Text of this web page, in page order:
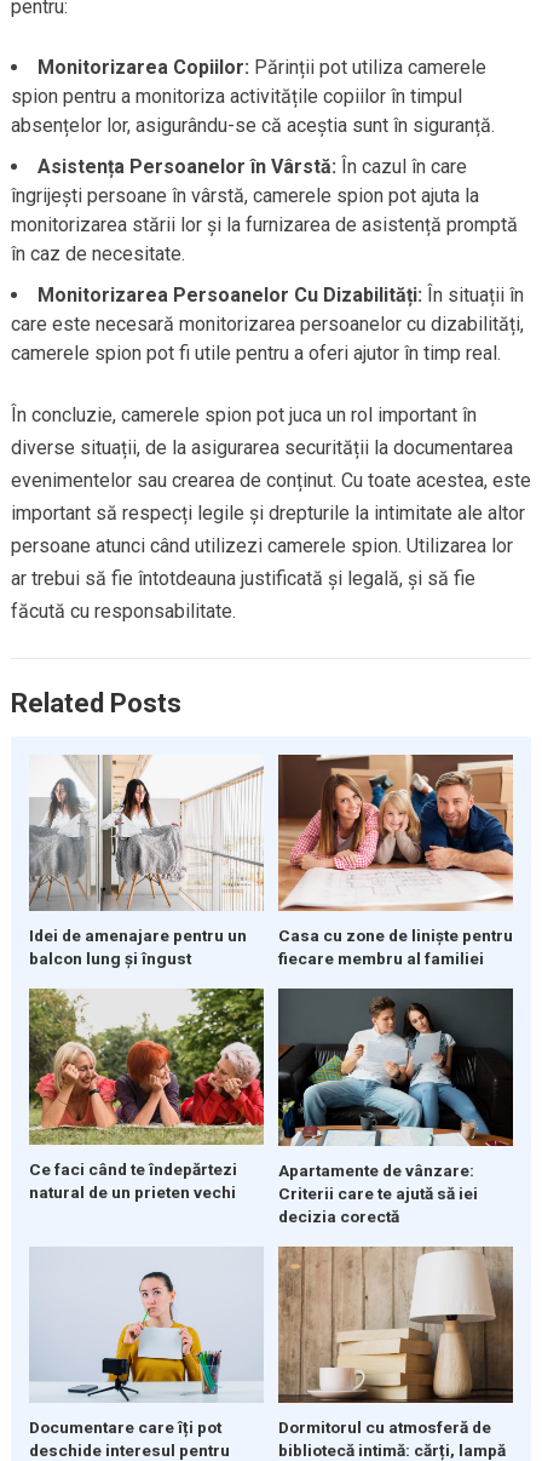
pentru:
Monitorizarea Copiilor: Părinții pot utiliza camerele
spion pentru a monitoriza activitățile copiilor în timpul
absențelor lor, asigurându-se că aceștia sunt în siguranță.
Asistența Persoanelor în Vârstă: În cazul în care
îngrijești persoane în vârstă, camerele spion pot ajuta la
monitorizarea stării lor și la furnizarea de asistență promptă
în caz de necesitate.
Monitorizarea Persoanelor Cu Dizabilități: În situații în
care este necesară monitorizarea persoanelor cu dizabilități,
camerele spion pot fi utile pentru a oferi ajutor în timp real.
În concluzie, camerele spion pot juca un rol important în
diverse situații, de la asigurarea securității la documentarea
evenimentelor sau crearea de conținut. Cu toate acestea, este
important să respecți legile și drepturile la intimitate ale altor
persoane atunci când utilizezi camerele spion. Utilizarea lor
ar trebui să fie întotdeauna justificată și legală, și să fie
făcută cu responsabilitate.
Related Posts
Idei de amenajare pentru un
balcon lung și îngust
Casa cu zone de liniște pentru
fiecare membru al familiei
Ce faci când te îndepărtezi
natural de un prieten vechi
Apartamente de vânzare:
Criterii care te ajută să iei
decizia corectă
Documentare care îți pot
deschide interesul pentru
Dormitorul cu atmosferă de
bibliotecă intimă: cărți, lampă